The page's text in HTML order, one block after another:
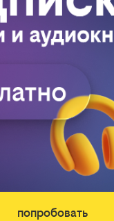
попробовать